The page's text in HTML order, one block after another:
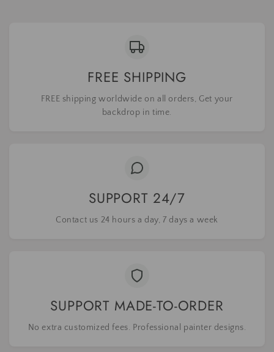
FREE SHIPPING
FREE shipping worldwide on all orders, Get your
backdrop in time.
SUPPORT 24/7
Contact us 24 hours a day, 7 days a week
SUPPORT MADE-TO-ORDER
No extra customized fees. Professional painter designs.